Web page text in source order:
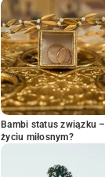
Bambi status związku
życiu miłosnym?